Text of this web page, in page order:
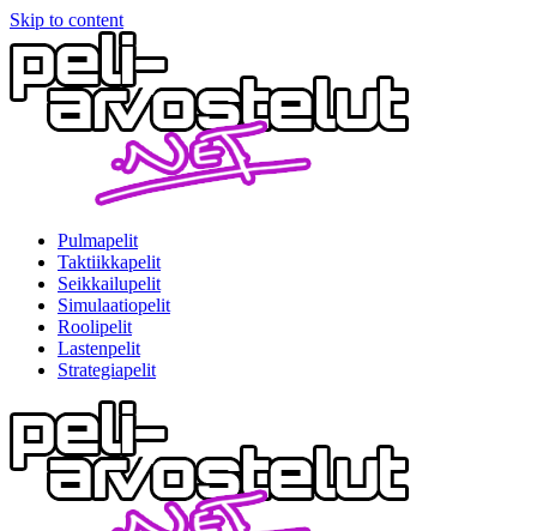
Skip to content
Pulmapelit
Taktiikkapelit
Seikkailupelit
Simulaatiopelit
Roolipelit
Lastenpelit
Strategiapelit